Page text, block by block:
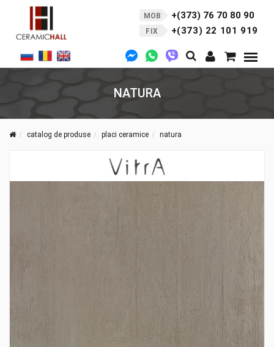
MOB +(373) 76 70 80 90
FIX +(373) 22 101 919
NATURA
catalog de produse placi ceramice natura